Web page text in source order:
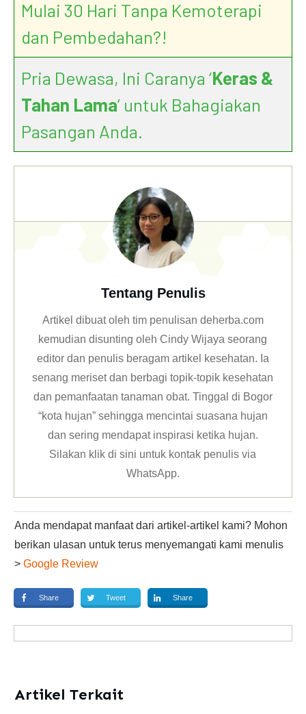
Mulai 30 Hari Tanpa Kemoterapi
dan Pembedahan?!
Pria Dewasa, Ini Caranya ‘Keras &
Tahan Lama’ untuk Bahagiakan
Pasangan Anda.
Tentang Penulis
Artikel dibuat oleh tim penulisan deherba.com
kemudian disunting oleh Cindy Wijaya seorang
editor dan penulis beragam artikel kesehatan. Ia
senang meriset dan berbagi topik-topik kesehatan
dan pemanfaatan tanaman obat. Tinggal di Bogor
“kota hujan” sehingga mencintai suasana hujan
dan sering mendapat inspirasi ketika hujan.
Silakan klikdi sini untuk kontak penulis via
WhatsApp.
Anda mendapat manfaat dari artikel-artikel kami? Mohon
berikan ulasan untuk terus menyemangati kami menulis
> Google Review
Share Tweet Share
Artikel Terkait